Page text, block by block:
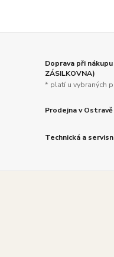
Doprava při
ZÁSILKOVNA)
* platí u vybraných
Prodejna v Ostravě
Technická a